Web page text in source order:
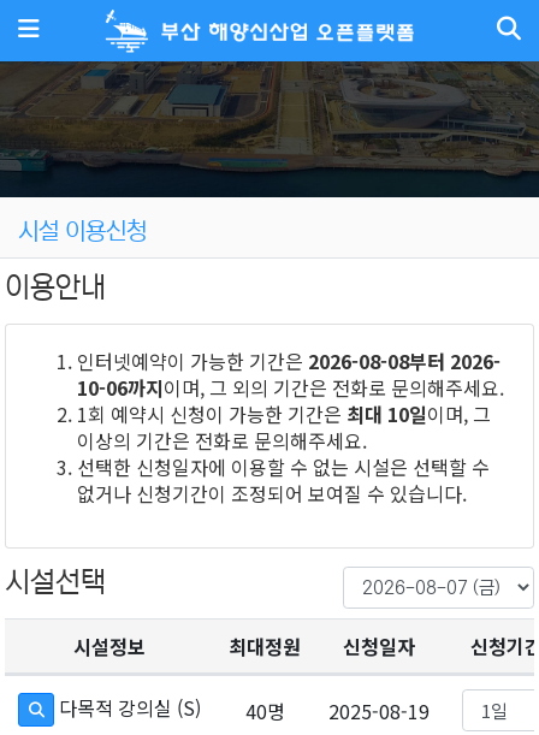
메뉴
시설 이용신청
이용안내
인터넷예약이 가능한 기간은 2026-08-08부터 2026-
10-06까지이며, 그 외의 기간은 전화로 문의해주세요.
1회 예약시 신청이 가능한 기간은 최대 10일이며, 그
이상의 기간은 전화로 문의해주세요.
선택한 신청일자에 이용할 수 없는 시설은 선택할 수
없거나 신청기간이 조정되어 보여질 수 있습니다.
시설선택
시설정보 최대정원 신청일자 신청기
다목적 강의실 (S) 40명 2025-08-19